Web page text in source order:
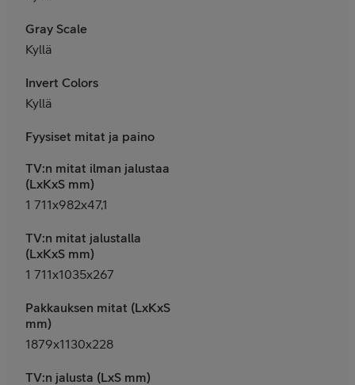
Gray Scale
Kyllä
Invert Colors
Kyllä
Fyysiset mitat ja paino
TV:n mitat ilman jalustaa
(LxKxS mm)
1 711x982x47,1
TV:n mitat jalustalla
(LxKxS mm)
1 711x1035x267
Pakkauksen mitat (LxKxS
mm)
1879x1130x228
TV:n jalusta (LxS mm)